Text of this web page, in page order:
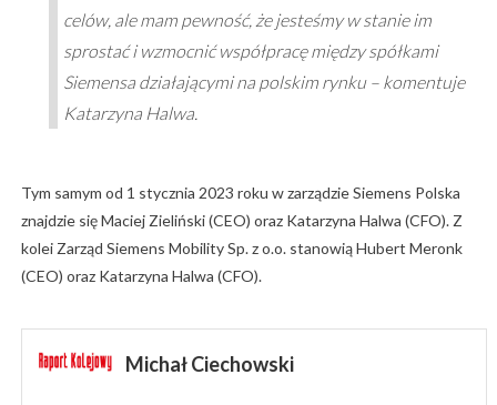
celów, ale mam pewność, że jesteśmy w stanie im
sprostać i wzmocnić współpracę między spółkami
Siemensa działającymi na polskim rynku – komentuje
Katarzyna Halwa.
Tym samym od 1 stycznia 2023 roku w zarządzie Siemens Polska
znajdzie się Maciej Zieliński (CEO) oraz Katarzyna Halwa (CFO). Z
kolei Zarząd Siemens Mobility Sp. z o.o. stanowią Hubert Meronk
(CEO) oraz Katarzyna Halwa (CFO).
Michał Ciechowski